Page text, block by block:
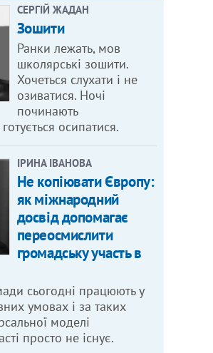
СЕРГІЙ ЖАДАН
Зошити
Ранки лежать, мов
школярські зошити.
Хочеться слухати і не
озиватися. Ночі
починають
осипатися.
ІРИНА ІВАНОВА
Не копіювати Європу:
як міжнародний
досвід допомагає
переосмислити
громадську участь в
сьогодні працюють у
умовах і за таких
моделі
просто не існує.